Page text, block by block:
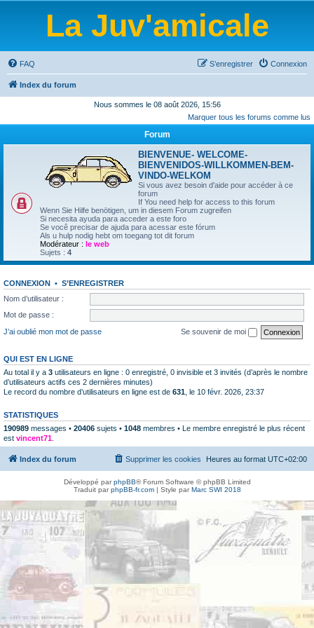
La Juv'amicale
FAQ Connexion
S’enregistrer
Index du forum
Nous sommes le 08 août 2026, 15:56
Marquer tous les forums comme lus
Forum
BIENVENUE- WELCOME-
BIENVENIDOS-WILLKOMMEN-BEM-
VINDO-WELKOM
Si vous avez besoin d'aide pour accéder à ce
forum
If You need help for access to this forum
Wenn Sie Hilfe benötigen, um in diesem Forum zugreifen
Si necesita ayuda para acceder a este foro
Se você precisar de ajuda para acessar este fórum
Als u hulp nodig hebt om toegang tot dit forum
Modérateur : le web
Sujets : 4
CONNEXION • S’ENREGISTRER
Nom d’utilisateur :
Mot de passe :
J’ai oublié mon mot de passe
Se souvenir de moi
QUI EST EN LIGNE
Au total il y a 3 utilisateurs en ligne : 0 enregistré, 0 invisible et 3 invités (d’après le nombre
d’utilisateurs actifs ces 2 dernières minutes)
Le record du nombre d’utilisateurs en ligne est de 631 , le 10 févr. 2026, 23:37
STATISTIQUES
190989 messages • 20406 sujets • 1048 membres • Le membre enregistré le plus récent
est vincent71
Index du forum Heures au format UTC+02:00
Supprimer les cookies
Développé parphpBB® Forum Software © phpBB Limited
Traduit parphpBB-fr.com| Style parMarc SWI 2018